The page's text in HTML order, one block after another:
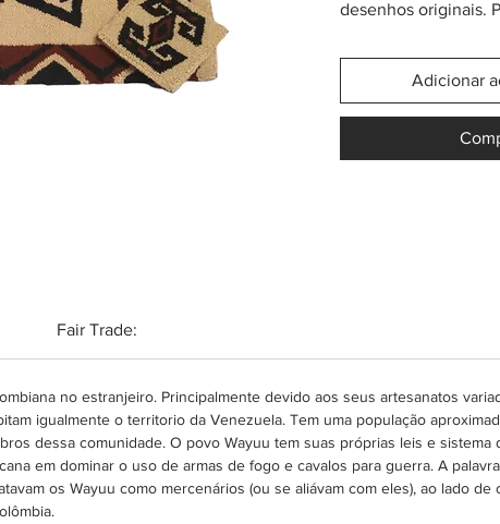
desenhos originais.
norte da Colômbia.
feito na técnica de
mas o fundo e
Medidas
Adicionar
Fair Trade:
no estranjeiro. Principalmente devido aos seus artesanatos
igualmente o territorio da Venezuela. Tem uma população
dessa comunidade. O povo Wayuu tem suas próprias leis e sistema
em dominar o uso de armas de fogo e cavalos para guerra. A
os Wayuu como mercenários (ou se aliávam com eles), ao lado de